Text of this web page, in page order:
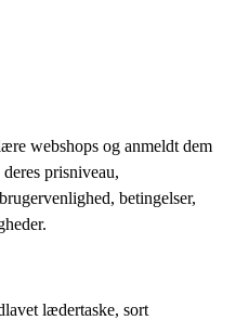
webshops og anmeldt dem
prisniveau,
betingelser,
lædertaske, sort